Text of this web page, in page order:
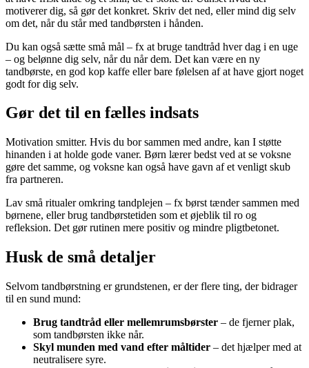
motiverer dig, så gør det konkret. Skriv det ned, eller mind dig selv
om det, når du står med tandbørsten i hånden.
Du kan også sætte små mål – fx at bruge tandtråd hver dag i en uge
– og belønne dig selv, når du når dem. Det kan være en ny
tandbørste, en god kop kaffe eller bare følelsen af at have gjort noget
godt for dig selv.
Gør det til en fælles indsats
Motivation smitter. Hvis du bor sammen med andre, kan I støtte
hinanden i at holde gode vaner. Børn lærer bedst ved at se voksne
gøre det samme, og voksne kan også have gavn af et venligt skub
fra partneren.
Lav små ritualer omkring tandplejen – fx børst tænder sammen med
børnene, eller brug tandbørstetiden som et øjeblik til ro og
refleksion. Det gør rutinen mere positiv og mindre pligtbetonet.
Husk de små detaljer
Selvom tandbørstning er grundstenen, er der flere ting, der bidrager
til en sund mund:
Brug tandtråd eller mellemrumsbørster – de fjerner plak,
som tandbørsten ikke når.
Skyl munden med vand efter måltider – det hjælper med at
neutralisere syre.